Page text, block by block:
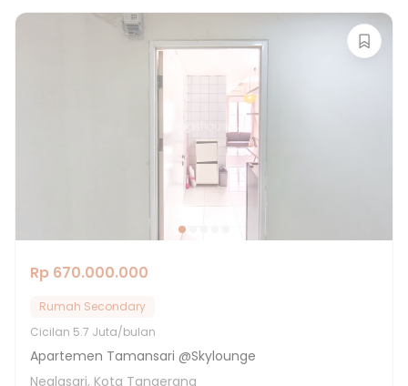
Rp 670.000.000
Rumah Secondary
Cicilan 5.7 Juta/bulan
Apartemen Tamansari @Skylounge
Neglasari, Kota Tangerang